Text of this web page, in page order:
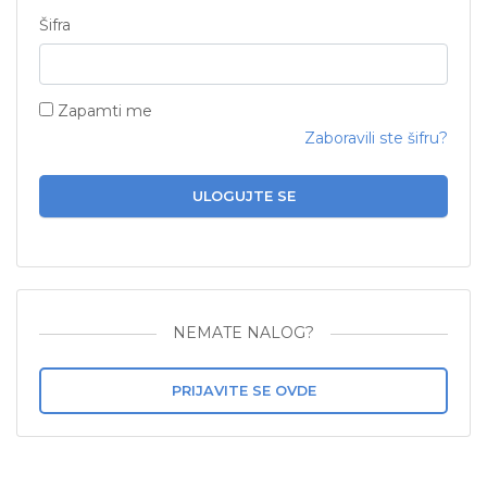
Šifra
Zapamti me
Zaboravili ste šifru?
ULOGUJTE SE
NEMATE NALOG?
PRIJAVITE SE OVDE